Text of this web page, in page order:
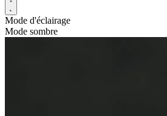
Mode d'éclairage
Mode sombre